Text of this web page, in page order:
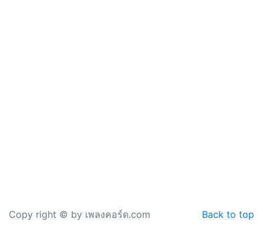
Back to top
Copy right © by เพลงคอร์ด.com